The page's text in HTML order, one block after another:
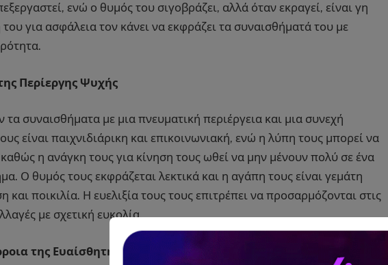
ενώ ο θυμός του σιγοβράζει, αλλά όταν εκραγεί, είναι γη
για ασφάλεια τον κάνει να εκφράζει τα συναισθήματά του με
Περίεργης Ψυχής
τα συναισθήματα με μια πνευματική περιέργεια και μια συνεχή
είναι παιχνιδιάρικη και επικοινωνιακή, ενώ η λύπη τους μπορεί να
καθώς η ανάγκη τους για κίνηση τους ωθεί να μην μένουν πολύ σε ένα
Ο θυμός τους εκφράζεται λεκτικά και η αγάπη τους είναι γεμάτη
και ποικιλία. Η ευελιξία τους τους επιτρέπει να προσαρμόζονται στις
με σχετική ευκολία.
της Ευαίσθητης Καρδιάς